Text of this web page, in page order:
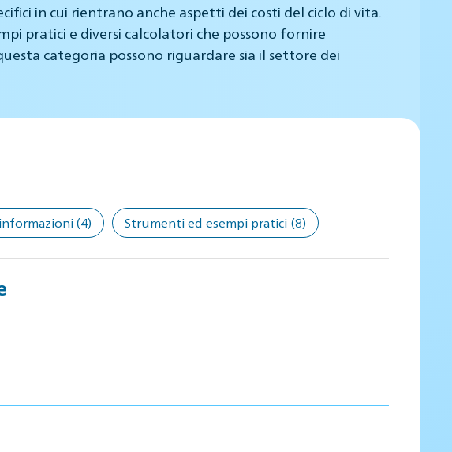
in cui rientrano anche aspetti dei costi del ciclo di vita.
pratici e diversi calcolatori che possono fornire
categoria possono riguardare sia il settore dei
(4) Strumenti ed esempi pratici (8)